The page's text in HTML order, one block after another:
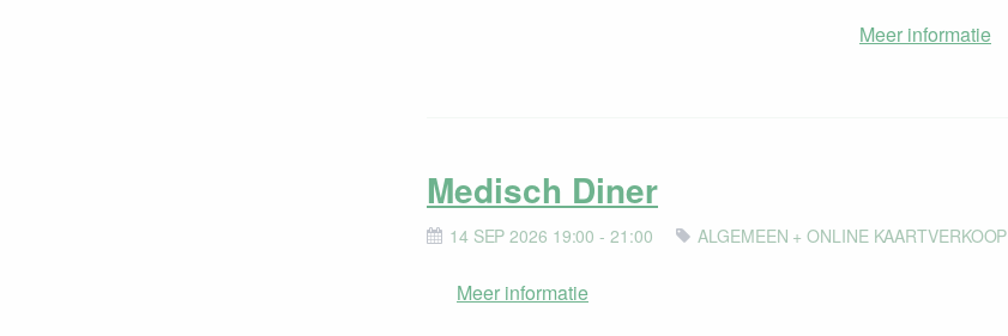
Meer informatie
Medisch Diner
14 SEP 2026 19:00 - 21:00 ALGEMEEN + ONLINE KAARTVERKOOP
Meer informatie